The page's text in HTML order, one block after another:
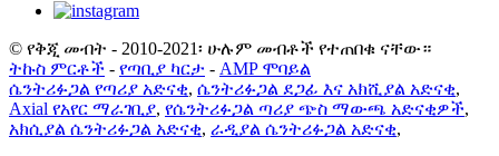
© የቅጂ መብት - 2010-2021፡ ሁሉም መብቶች የተጠበቁ ናቸው።
ትኩስ ምርቶች - የጣቢያ ካርታ - AMP ሞባይል
ሴንትሪፉጋል የጣሪያ አድናቂ, ሴንትሪፉጋል ደጋፊ እና አክሺያል አድናቂ,
Axial የአየር ማራገቢያ, የሴንትሪፉጋል ጣሪያ ጭስ ማውጫ አድናቂዎች,
አክሲያል ሴንትሪፉጋል አድናቂ, ራዲያል ሴንትሪፉጋል አድናቂ,